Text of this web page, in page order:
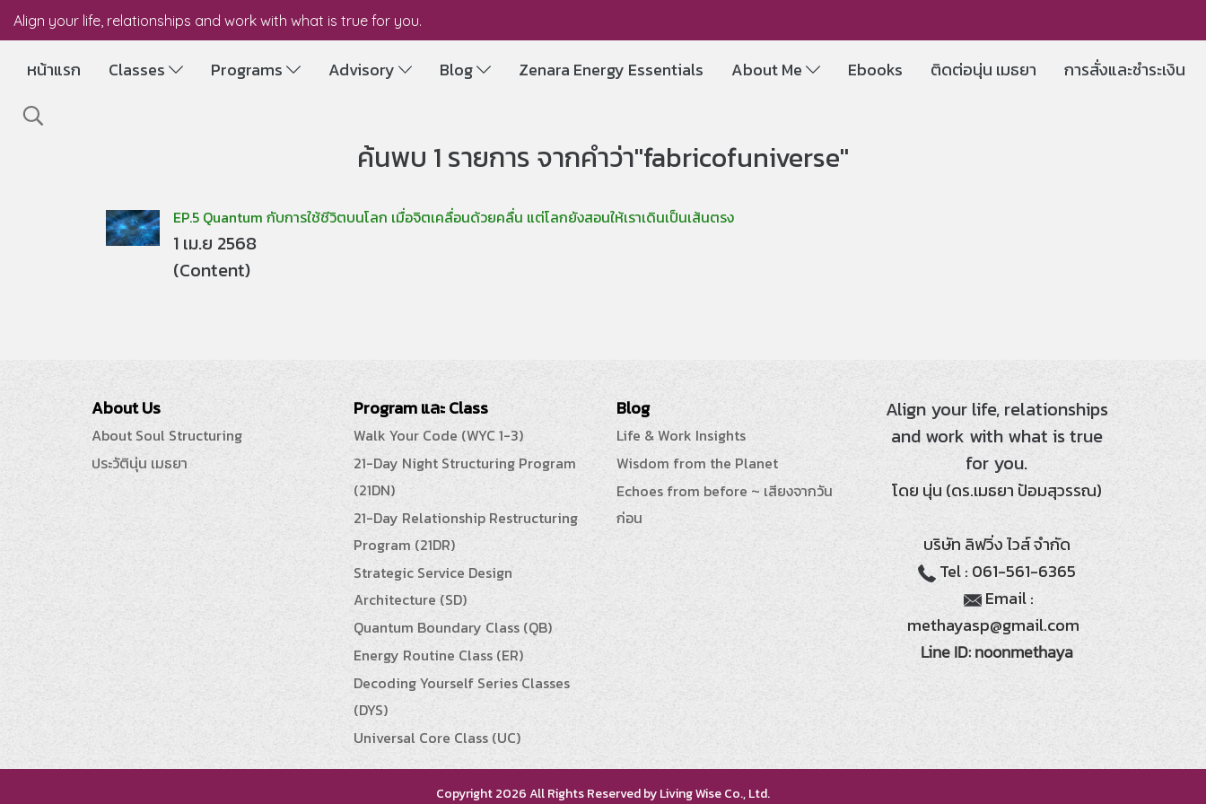
Align your life, relationships and work with what is true for you.
หน้าแรก Classes Programs Advisory Blog Zenara Energy Essentials About Me Ebooks ติดต่อนุ่น เมธยา การสั่งและชำระเงิน
ค้นพบ 1 รายการ จากคำว่า"fabricofuniverse"
EP.5 Quantum กับการใช้ชีวิตบนโลก เมื่อจิตเคลื่อนด้วยคลื่น แต่โลกยังสอนให้เราเดินเป็นเส้นตรง
1 เม.ย 2568
(Content)
About Us
About Soul Structuring
ประวัตินุ่น เมธยา
Program และ Class
Walk Your Code (WYC 1-3)
21-Day Night Structuring Program
(21DN)
21-Day Relationship Restructuring
Program (21DR)
Strategic Service Design
Architecture (SD)
Quantum Boundary Class (QB)
Energy Routine Class (ER)
Decoding Yourself Series Classes
(DYS)
Universal Core Class (UC)
Blog
Life & Work Insights
Wisdom from the Planet
Echoes from before ~ เสียงจากวัน
ก่อน
Align your life, relationships
and work with what is true
for you.
โดย นุ่น (ดร.เมธยา ป้อมสุวรรณ)
บริษัท ลิฟวิ่ง ไวส์ จำกัด
Tel : 061-561-6365
Email :
methayasp@gmail.com
Line ID: noonmethaya
Copyright 2026 All Rights Reserved by Living Wise Co., Ltd.